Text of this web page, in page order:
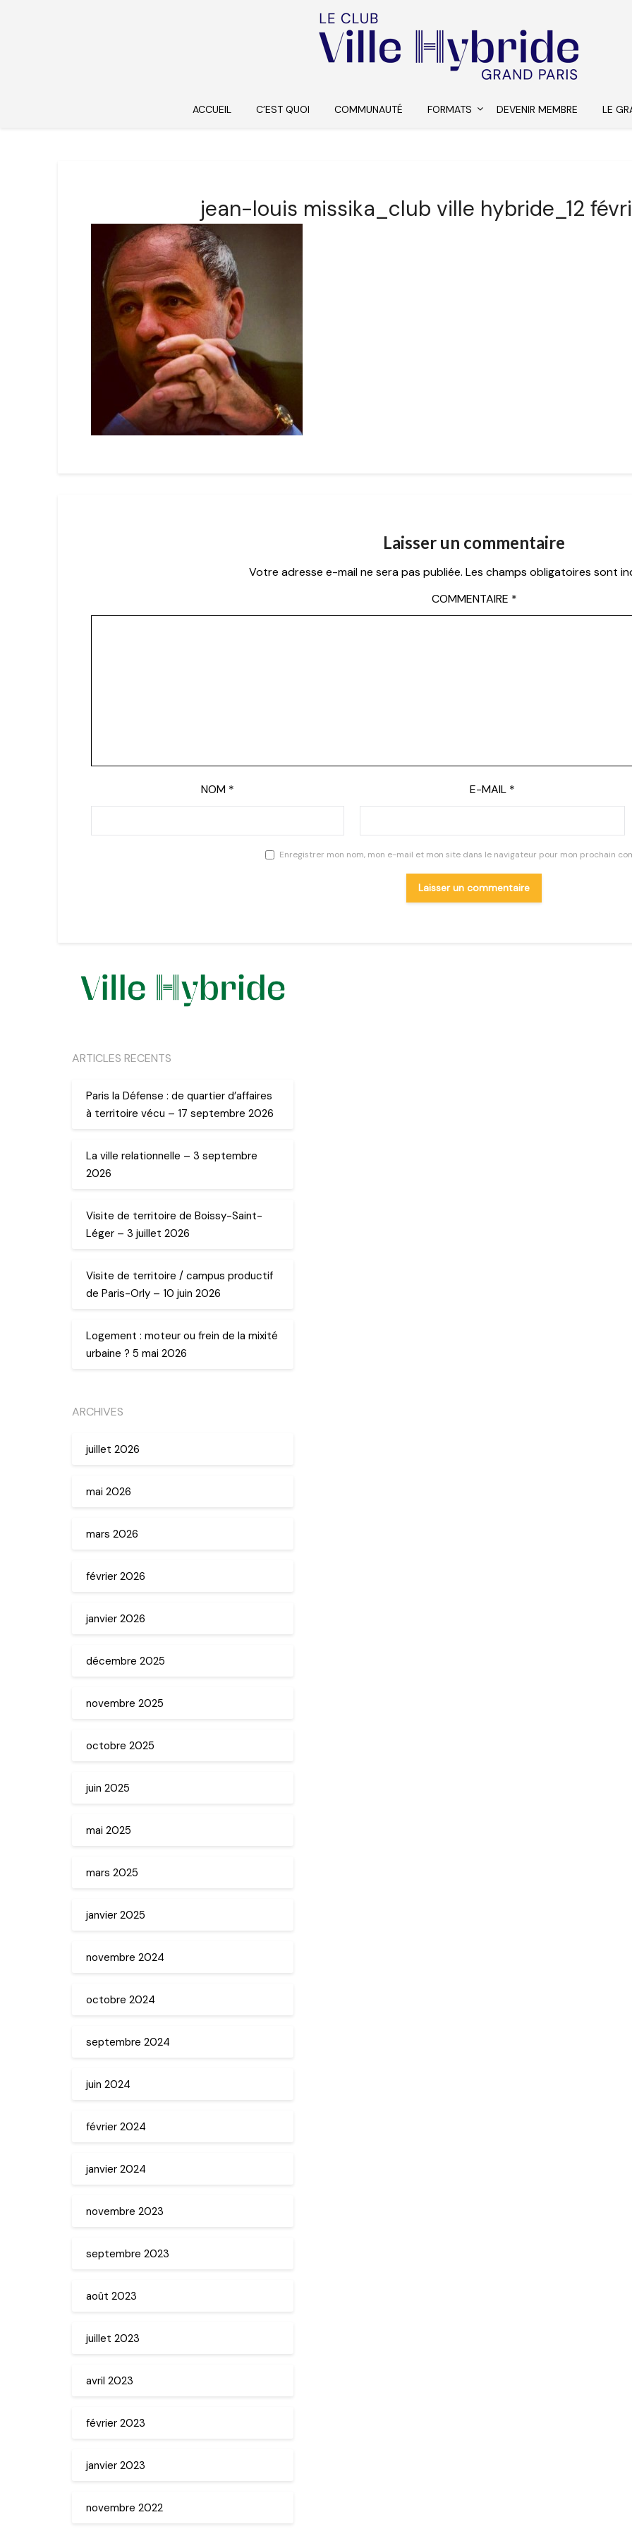
ACCUEIL C’EST QUOI COMMUNAUTÉ FORMATS DEVENIR MEMBRE LE
jean-louis missika_club ville hybride_12
Laisser un commentaire
Votre adresse e-mail ne sera pas publiée. Les champs obligatoires sont
COMMENTAIRE *
NOM * E-MAIL *
Enregistrer mon nom, mon e-mail et mon site dans le navigateur pour mon prochain
ARTICLES RECENTS
Paris la Défense : de quartier d’affaires
à territoire vécu – 17 septembre 2026
La ville relationnelle – 3 septembre
2026
Visite de territoire de Boissy-Saint-
Léger – 3 juillet 2026
Visite de territoire / campus productif
de Paris-Orly – 10 juin 2026
Logement : moteur ou frein de la mixité
urbaine ? 5 mai 2026
ARCHIVES
juillet 2026
mai 2026
mars 2026
février 2026
janvier 2026
décembre 2025
novembre 2025
octobre 2025
juin 2025
mai 2025
mars 2025
janvier 2025
novembre 2024
octobre 2024
septembre 2024
juin 2024
février 2024
janvier 2024
novembre 2023
septembre 2023
août 2023
juillet 2023
avril 2023
février 2023
janvier 2023
novembre 2022